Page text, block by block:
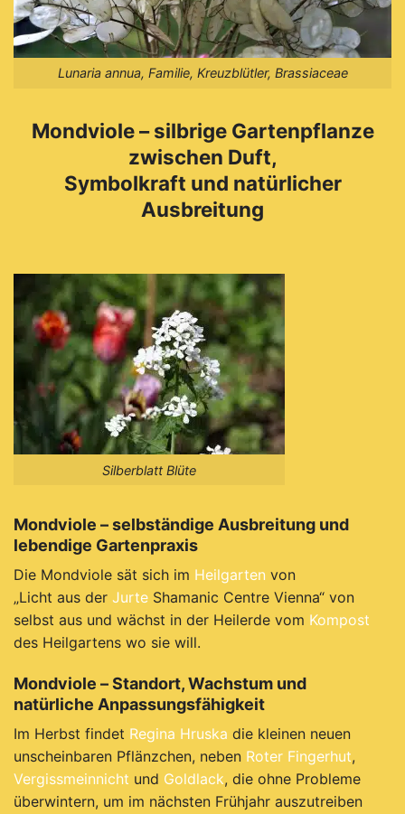
Lunaria annua, Familie, Kreuzblütler, Brassiaceae
Mondviole – silbrige Gartenpflanze
zwischen Duft,
Symbolkraft und natürlicher
Ausbreitung
Silberblatt Blüte
Mondviole – selbständige Ausbreitung und
lebendige Gartenpraxis
Die Mondviole sät sich im Heilgarten von
„Licht aus der Jurte Shamanic Centre Vienna“ von
selbst aus und wächst in der Heilerde vom Kompost
des Heilgartens wo sie will.
Mondviole – Standort, Wachstum und
natürliche Anpassungsfähigkeit
Im Herbst findet Regina Hruska die kleinen neuen
unscheinbaren Pflänzchen, neben Roter Fingerhut,
Vergissmeinnicht und Goldlack, die ohne Probleme
überwintern, um im nächsten Frühjahr auszutreiben